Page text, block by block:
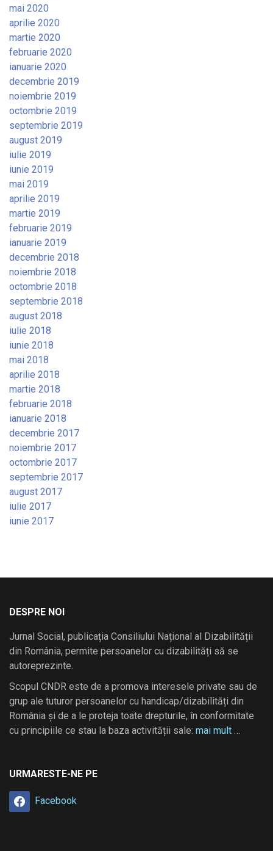
mai 2020
aprilie 2020
martie 2020
februarie 2020
ianuarie 2020
decembrie 2019
noiembrie 2019
octombrie 2019
septembrie 2019
august 2019
iulie 2019
iunie 2019
mai 2019
aprilie 2019
martie 2019
februarie 2019
ianuarie 2019
decembrie 2018
noiembrie 2018
octombrie 2018
septembrie 2018
august 2018
iulie 2018
iunie 2018
mai 2018
aprilie 2018
martie 2018
februarie 2018
ianuarie 2018
decembrie 2017
noiembrie 2017
octombrie 2017
septembrie 2017
august 2017
iulie 2017
iunie 2017
DESPRE NOI
Jurnal Social, publicația Consiliului Național al Dizabilității
din România, permite persoanelor cu dizabilități să se
autoreprezinte.
Scopul CNDR este de a promova interesele private sau de
grup ale tuturor persoanelor cu handicap/dizabilități din
România și de a le proteja toate drepturile, în conformitate
cu principiile ce stau la baza activității sale: mai mult …
URMARESTE-NE PE
Facebook